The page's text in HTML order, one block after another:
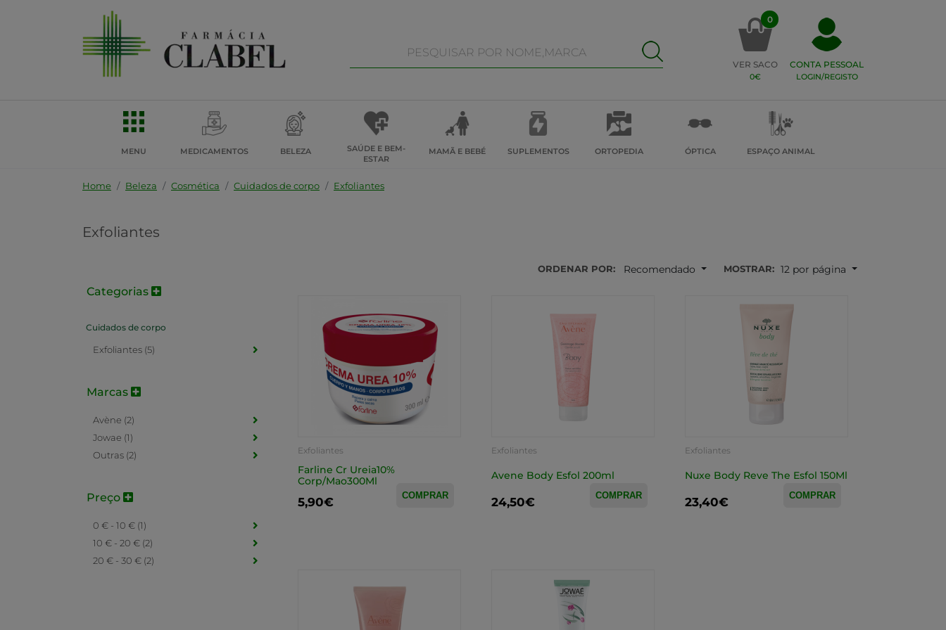
0
VER SACO
0€
CONTA PESSOAL
LOGIN/REGISTO
MENU MEDICAMENTOS BELEZA
SAÚDE E BEM-
ESTAR
MAMÃ E BEBÉ SUPLEMENTOS ORTOPEDIA ÓPTICA ESPAÇO ANIMAL
Home Beleza Cosmética Cuidados de corpo Exfoliantes
Exfoliantes
Categorias
Cuidados de corpo
Exfoliantes (5)
Marcas
Avène (2)
Jowae (1)
Outras (2)
Preço
0 € - 10 € (1)
10 € - 20 € (2)
20 € - 30 € (2)
ORDENAR POR: Recomendado MOSTRAR: 12 por página
Exfoliantes
Farline Cr Ureia10%
Corp/Mao300Ml
5,90€ COMPRAR
Exfoliantes
Avene Body Esfol 200ml
24,50€ COMPRAR
Exfoliantes
Nuxe Body Reve The Esfol 150Ml
23,40€ COMPRAR